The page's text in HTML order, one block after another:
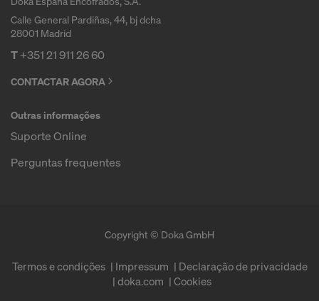
Calle General Pardiñas, 44, bj dcha
28001 Madrid
T+351 21 911 26 60
CONTACTAR AGORA
Outras informações
Suporte Online
Perguntas frequentes
Copyright © Doka GmbH
Termos e condições Impressum
Declaração de privacidade
doka.com
Cookies